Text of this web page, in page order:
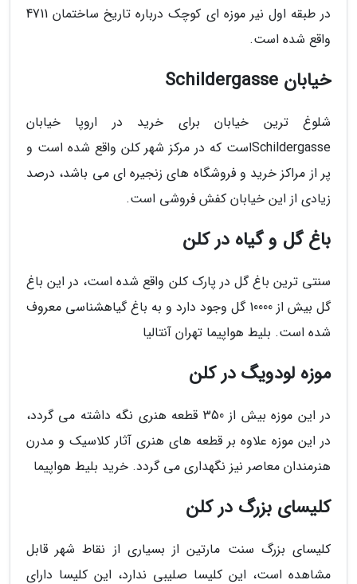
در طبقه اول نیر موزه ای کوچک درباره تاریخ ساختمان 4711
واقع شده است.
خیابان Schildergasse
شلوغ ترین خیابان برای خرید در اروپا خیابان
Schildergasseاست که در مرکز شهر کلن واقع شده است و
پر از مراکز خرید و فروشگاه های زنجیره ای می باشد، درصد
زیادی از این خیابان کفش فروشی است.
باغ گل و گیاه در کلن
سنتی ترین باغ گل در پارک کلن واقع شده است، در این باغ
گل بیش از 10000 گل وجود دارد و به باغ گیاهشناسی معروف
شده است. بلیط هواپیما تهران آنتالیا
موزه لودویگ در کلن
در این موزه بیش از 350 قطعه هنری نگه داشته می گردد،
در این موزه علاوه بر قطعه های هنری آثار کلاسیک و مدرن
هنرمندان معاصر نیز نگهداری می گردد. خرید بلیط هواپیما
کلیسای بزرگ در کلن
کلیسای بزرگ سنت مارتین از بسیاری از نقاط شهر قابل
مشاهده است، این کلیسا صلیبی ندارد، این کلیسا دارای